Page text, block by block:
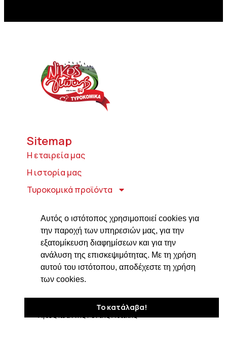
Αυτός ο ιστότοπος χρησιμοποιεί cookies για
την παροχή των υπηρεσιών μας, για την
εξατομίκευση διαφημίσεων και για την
ανάλυση της επισκεψιμότητας. Με τη χρήση
αυτού του ιστότοπου, αποδέχεστε τη χρήση
των cookies.
Το κατάλαβα!
Sitemap
Η εταιρεία μας
Η ιστορία μας
Τυροκομικά προϊόντα
Τοσίτσα
Delicatessen
Συνταγές
Επικοινωνία
Δαβάκη 7, ΤΚ 182 33